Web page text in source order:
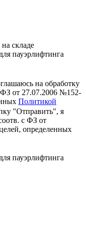
складе
пауэрлифтинга
на обработку
от 27.07.2006 №152-
Политикой
"Отправить", я
с ФЗ от
определенных
пауэрлифтинга